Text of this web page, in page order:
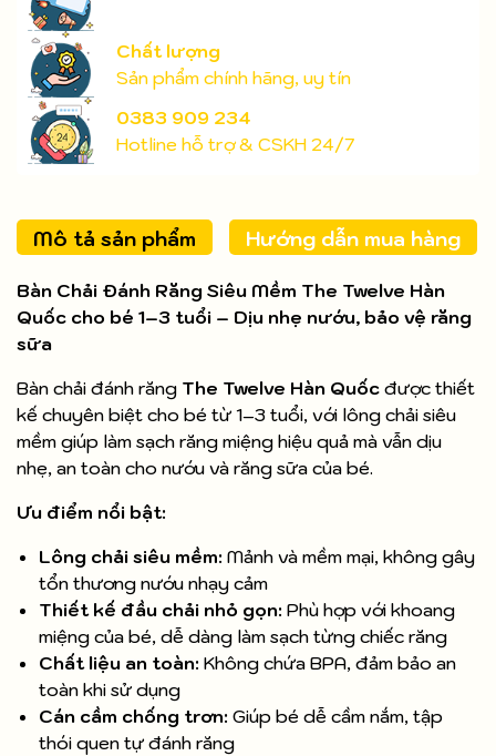
Chất lượng
Sản phẩm chính hãng, uy tín
0383 909 234
Hotline hỗ trợ & CSKH 24/7
Mô tả sản phẩm Hướng dẫn mua hàng
Bàn Chải Đánh Răng Siêu Mềm The Twelve Hàn
Quốc cho bé 1–3 tuổi – Dịu nhẹ nướu, bảo vệ răng
sữa
Bàn chải đánh răng The Twelve Hàn Quốc được thiết
kế chuyên biệt cho bé từ 1–3 tuổi, với lông chải siêu
mềm giúp làm sạch răng miệng hiệu quả mà vẫn dịu
nhẹ, an toàn cho nướu và răng sữa của bé.
Ưu điểm nổi bật:
Lông chải siêu mềm: Mảnh và mềm mại, không gây
tổn thương nướu nhạy cảm
Thiết kế đầu chải nhỏ gọn: Phù hợp với khoang
miệng của bé, dễ dàng làm sạch từng chiếc răng
Chất liệu an toàn: Không chứa BPA, đảm bảo an
toàn khi sử dụng
Cán cầm chống trơn: Giúp bé dễ cầm nắm, tập
thói quen tự đánh răng